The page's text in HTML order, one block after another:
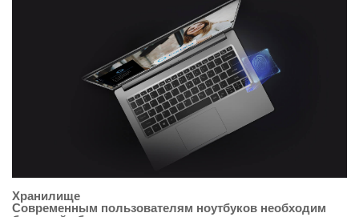
Хранилище
Современным пользователям ноутбуков необходим